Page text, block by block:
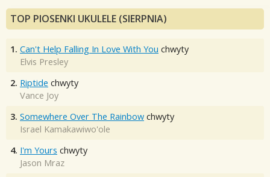
TOP PIOSENKI UKULELE (SIERPNIA)
1. Can't Help Falling In Love With You chwyty
Elvis Presley
2. Riptide chwyty
Vance Joy
3. Somewhere Over The Rainbow chwyty
Israel Kamakawiwo'ole
4. I'm Yours chwyty
Jason Mraz